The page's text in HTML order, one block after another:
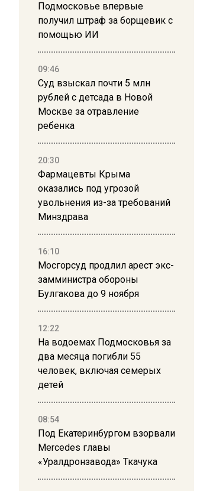
Подмосковье впервые
получил штраф за борщевик с
помощью ИИ
09:46
Суд взыскал почти 5 млн
рублей с детсада в Новой
Москве за отравление
ребенка
20:30
Фармацевты Крыма
оказались под угрозой
увольнения из-за требований
Минздрава
16:10
Мосгорсуд продлил арест экс-
замминистра обороны
Булгакова до 9 ноября
12:22
На водоемах Подмосковья за
два месяца погибли 55
человек, включая семерых
детей
08:54
Под Екатеринбургом взорвали
Mercedes главы
«Уралдронзавода» Ткачука